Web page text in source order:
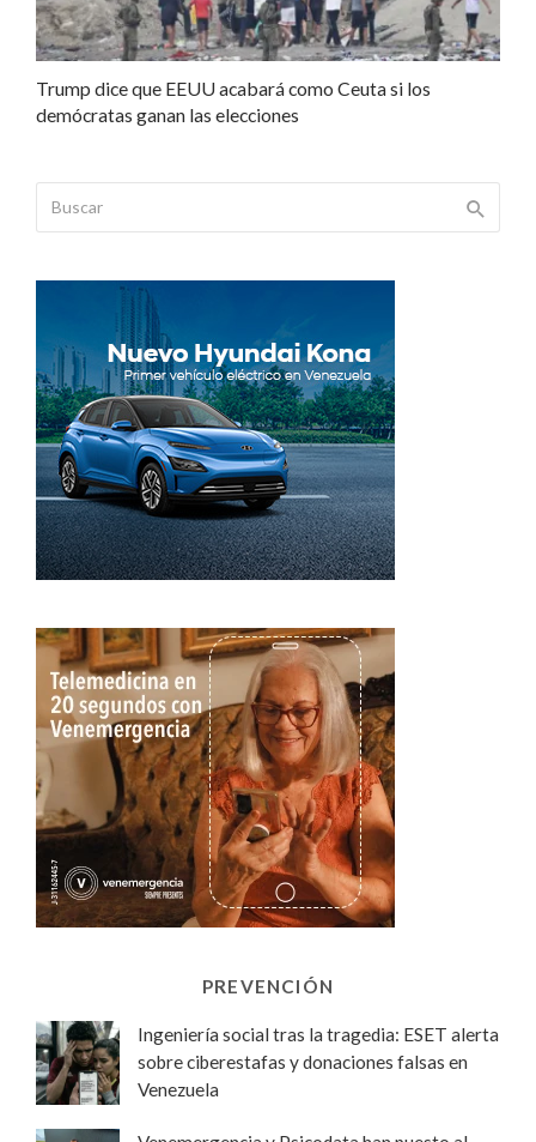
Trump dice que EEUU acabará como Ceuta si los
demócratas ganan las elecciones
PREVENCIÓN
Ingeniería social tras la tragedia: ESET alerta
sobre ciberestafas y donaciones falsas en
Venezuela